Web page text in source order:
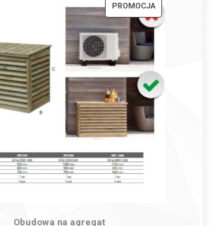
PROMOCJAPRODUKT
W
Obudowa na agregat